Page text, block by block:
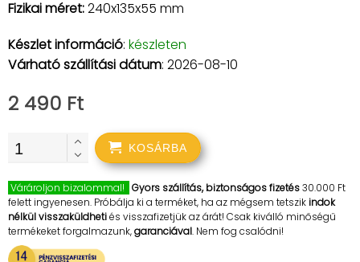
Fizikai méret:240x135x55 mm
Készlet információ: készleten
Várható szállítási dátum: 2026-08-10
2 490 Ft
KOSÁRBA
Várároljon bizalommal! Gyors szállítás, biztonságos fizetés30.000 Ft
felett ingyenesen. Próbálja ki a terméket, ha az mégsem tetszikindok
nélkül visszaküldhetiés visszafizetjük az árát! Csak kiválló minőségű
termékeket forgalmazunk,garanciával. Nem fog csalódni!